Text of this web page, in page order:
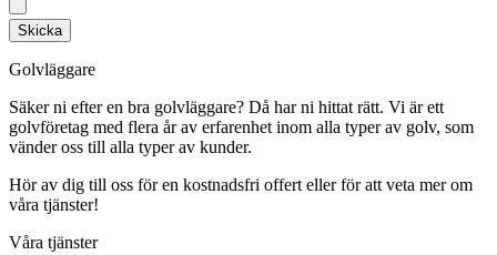
Skicka
Golvläggare
Säker ni efter en bra golvläggare? Då har ni hittat rätt. Vi är ett
golvföretag med flera år av erfarenhet inom alla typer av golv, som
vänder oss till alla typer av kunder.
Hör av dig till oss för en kostnadsfri offert eller för att veta mer om
våra tjänster!
Våra tjänster